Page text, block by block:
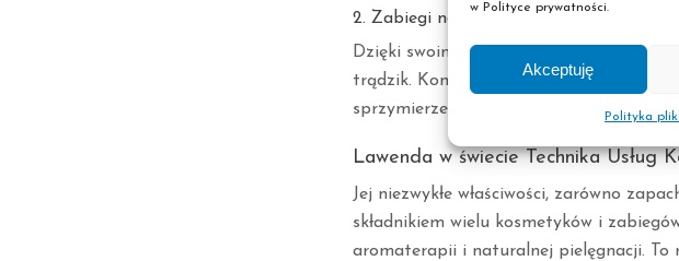
w Polityce prywatności.
Akceptuję
Polityka
2. Zabiegi na trądzik:
Dzięki swoim właściwościom
trądzik. Kombinacja właściwości
sprzymierzeńca w pielęgnacji skóry
Lawenda w świecie Technika Usług
Jej niezwykłe właściwości, zarówno
składnikiem wielu kosmetyków i
aromaterapii i naturalnej pielęgnacji. To